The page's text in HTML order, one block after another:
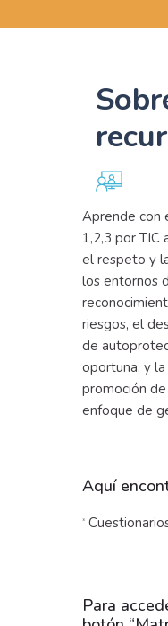
Aprende con
1,2,3 por TIC
el respeto y
los entornos
riesgos, el
de
oportuna, y
promoción
enfoque de
Aquí
Para